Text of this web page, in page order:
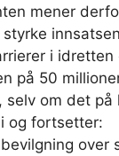
mener
i idretten
på 50
selv om det
og fortsetter: